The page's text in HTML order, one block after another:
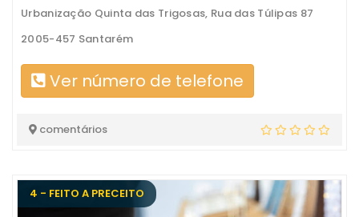
Urbanização Quinta das Trigosas, Rua das Túlipas 87
2005-457 Santarém
Ver número de telefone
comentários
4 - FEITO A PRECEITO